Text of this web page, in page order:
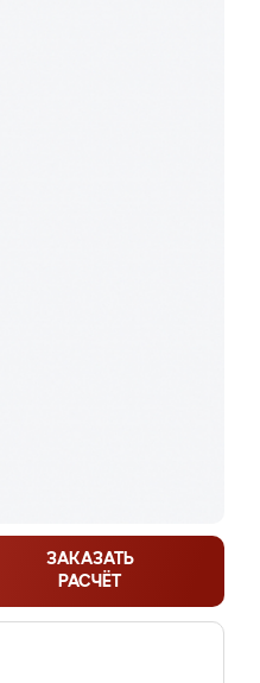
ЗАКАЗАТЬ
РАСЧЁТ